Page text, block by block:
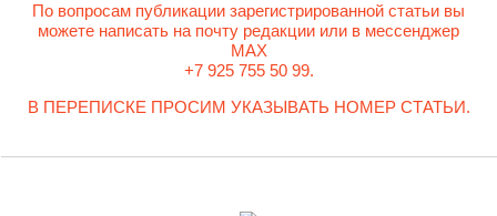
По вопросам публикации зарегистрированной статьи вы
можете написать на почту редакции или в мессенджер
MAX
+7 925 755 50 99.
В ПЕРЕПИСКЕ ПРОСИМ УКАЗЫВАТЬ НОМЕР СТАТЬИ.